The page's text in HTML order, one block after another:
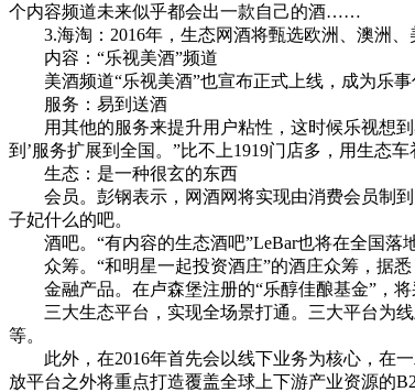
个内容频道未来似乎都会出一款自己的酒……
3.海淘：2016年，生态网酒将甄选欧洲、澳洲、
内容：“乐视美酒”频道
美酒频道“乐视美酒”也宣布正式上线，成为乐事
服务：易到送酒
用其他的服务来提升用户粘性，这时候乐视想到
到’服务扩展到全国。”比不上1919门店多，用生态车
生态：是一种很玄的东西
会员。彭钢表示，网酒网将实现由消费会员制到
子妃什么的吧。
酒吧。“有内容的生态酒吧”LeBar也将在全国落地
众筹。“和明星一起投资酒庄”的酒庄众筹，据悉
金融产品。在卢森堡注册的“乐醇佳酿基金”，将
三大生态平台，实现全场景打通。三大平台为线
等。
此外，在2016年首先会以线下业务为核心，在一
放平台之外将重点打造覆盖全球上下游产业资源的